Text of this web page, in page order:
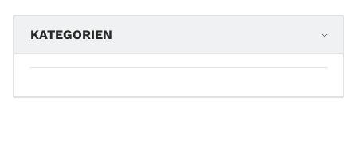
KATEGORIEN